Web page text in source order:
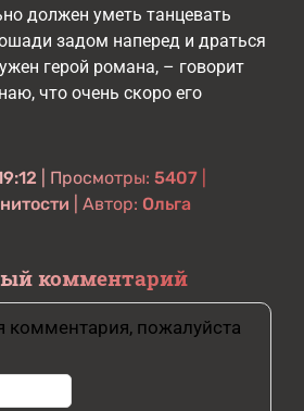
должен уметь танцевать
задом наперед и драться
герой романа, – говорит
что очень скоро его
| Просмотры: 5407
| Автор: Ольга
комментарий
комментария, пожалуйста